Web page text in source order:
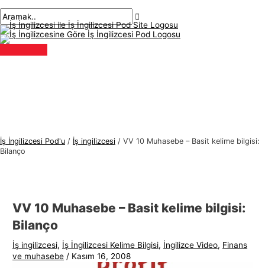
atla
menü
İş İngilizcesi Pod'u / İş ingilizcesi / VV 10 Muhasebe – Basit kelime bilgisi:
Bilanço
VV 10 Muhasebe – Basit kelime bilgisi:
Bilanço
İş ingilizcesi, İş İngilizcesi Kelime Bilgisi, İngilizce Video, Finans
ve muhasebe / Kasım 16, 2008
gönderisi
İ
ş
İ
n
c
K
o
n
u
A
r
a
m